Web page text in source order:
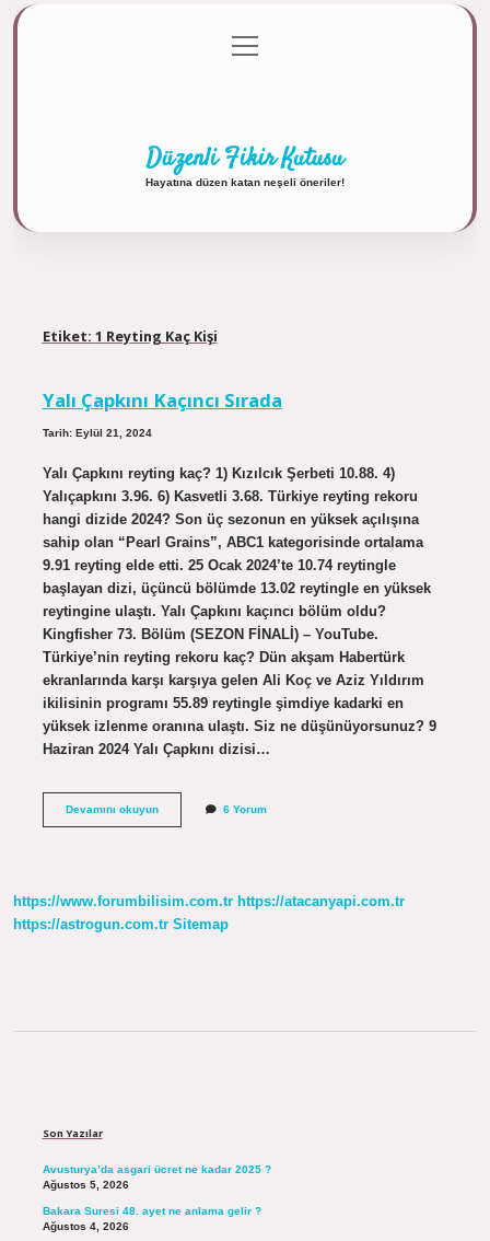
Gizlilik Politikası
menüyü
aç
Düzenli Fikir Kutusu
Hayatına düzen katan neşeli öneriler!
Etiket: 1 Reyting Kaç Kişi
Yalı Çapkını Kaçıncı Sırada
Tarih: Eylül 21, 2024
Yalı Çapkını reyting kaç? 1) Kızılcık Şerbeti 10.88. 4)
Yalıçapkını 3.96. 6) Kasvetli 3.68. Türkiye reyting rekoru
hangi dizide 2024? Son üç sezonun en yüksek açılışına
sahip olan “Pearl Grains”, ABC1 kategorisinde ortalama
9.91 reyting elde etti. 25 Ocak 2024’te 10.74 reytingle
başlayan dizi, üçüncü bölümde 13.02 reytingle en yüksek
reytingine ulaştı. Yalı Çapkını kaçıncı bölüm oldu?
Kingfisher 73. Bölüm (SEZON FİNALİ) – YouTube.
Türkiye’nin reyting rekoru kaç? Dün akşam Habertürk
ekranlarında karşı karşıya gelen Ali Koç ve Aziz Yıldırım
ikilisinin programı 55.89 reytingle şimdiye kadarki en
yüksek izlenme oranına ulaştı. Siz ne düşünüyorsunuz? 9
Haziran 2024 Yalı Çapkını dizisi…
Devamını okuyunYalı
6 Yorum
https://www.forumbilisim.com.tr https://atacanyapi.com.tr
https://astrogun.com.tr Sitemap
Son Yazılar
Avusturya’da asgari ücret ne kadar 2025 ?
Ağustos 5, 2026
Bakara Suresi 48. ayet ne anlama gelir ?
Ağustos 4, 2026